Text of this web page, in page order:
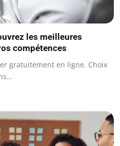
les meilleures
compétences
gratuitement en ligne. Choix